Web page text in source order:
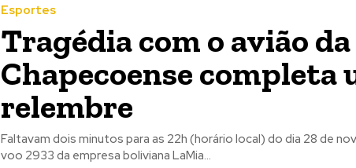
Esportes
Tragédia com o avião da
Chapecoense completa
relembre
Faltavam dois minutos para as 22h (horário local) do dia 28 de
voo 2933 da empresa boliviana LaMia...